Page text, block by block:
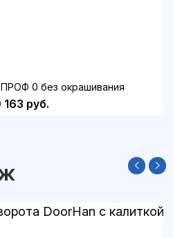
0 без окрашивания
163 руб.